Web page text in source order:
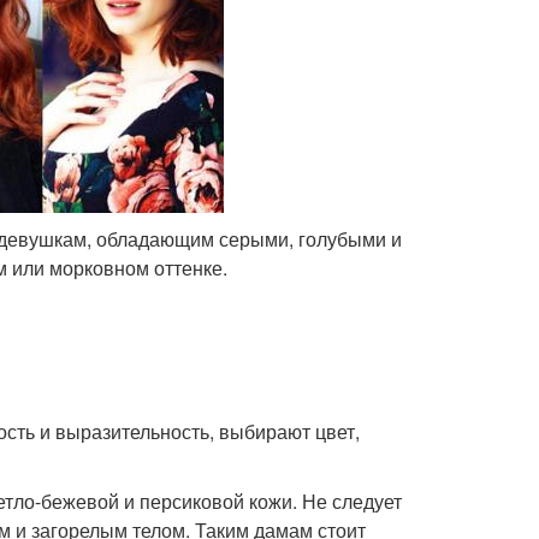
обладающим серыми, голубыми и
или морковном оттенке.
и выразительность, выбирают цвет,
бежевой и персиковой кожи. Не следует
и загорелым телом. Таким дамам стоит